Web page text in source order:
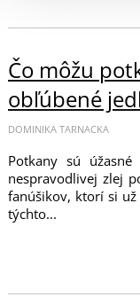
Čo môžu
obľúbené
DOMINIKA TARNACKA
Potkany sú
nespravodlivej zlej
fanúšikov, ktorí si
týchto...